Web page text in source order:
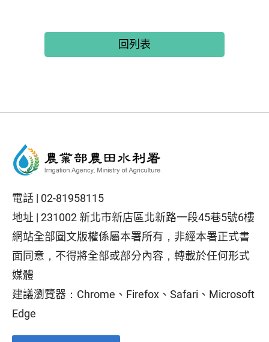
回列表
電話 | 02-81958115
地址 | 231002 新北市新店區北新路一段45巷5號6樓
網站全部圖文版權係屬本署所有，非經本署正式書
面同意，不得將全部或部分內容，轉載於任何形式
媒體
建議瀏覽器：Chrome、Firefox、Safari、Microsoft
Edge